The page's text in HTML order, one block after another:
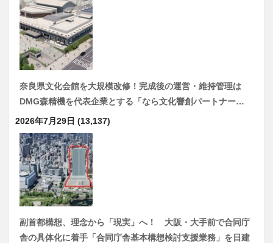
奈良県文化会館を大規模改修！完成後の運営・維持管理は
DMG森精機を代表企業とする「なら文化響創パートナー…
2026年7月29日 (13,137)
副首都構想、理念から「現実」へ！ 大阪・大手前で合同庁
舎の具体化に着手「合同庁舎基本構想検討支援業務」を日建